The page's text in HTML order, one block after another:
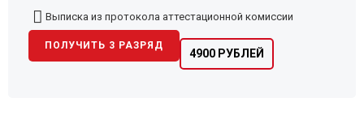
Выписка из протокола аттестационной комиссии
4900 РУБЛЕЙ
ПОЛУЧИТЬ 3 РАЗРЯД